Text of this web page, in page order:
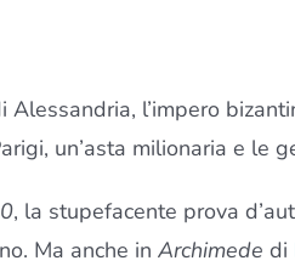
Alessandria, l’impero
un’asta milionaria e le
, la stupefacente prova
Ma anche in Archimede di